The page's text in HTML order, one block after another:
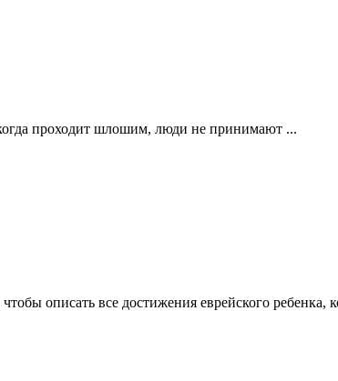
проходит шлошим, люди не принимают ...
описать все достижения еврейского ребенка,